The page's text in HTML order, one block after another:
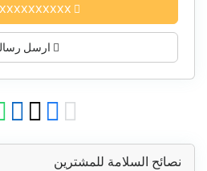
009XXXXXXXXXXX
ارسل رسالة
نصائح السلامة للمشترين